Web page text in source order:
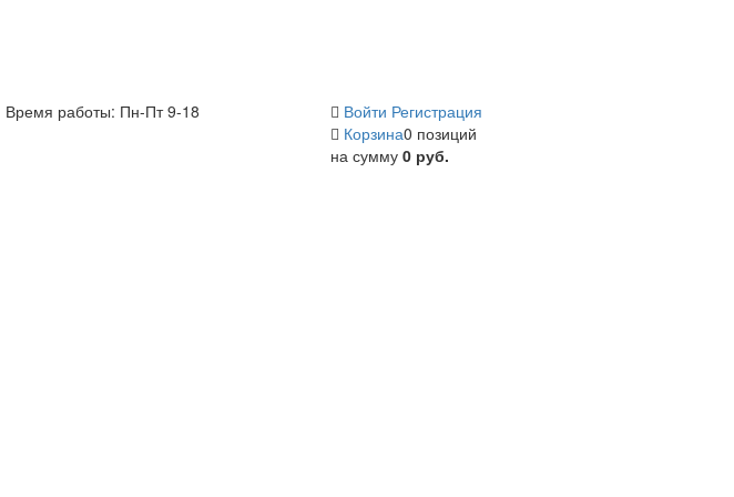
Время работы: Пн-Пт 9-18 Войти Регистрация
Корзина0 позиций
на сумму 0 руб.